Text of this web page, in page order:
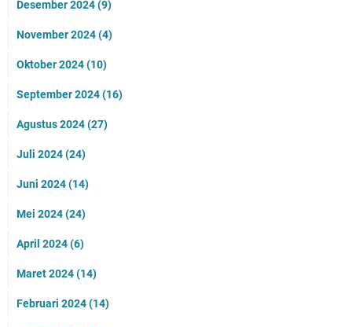
Desember 2024(9)
November 2024(4)
Oktober 2024(10)
September 2024(16)
Agustus 2024(27)
Juli 2024(24)
Juni 2024(14)
Mei 2024(24)
April 2024(6)
Maret 2024(14)
Februari 2024(14)